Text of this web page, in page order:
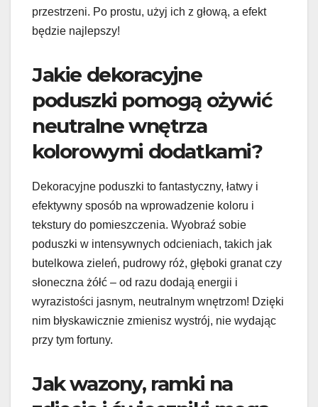
przestrzeni. Po prostu, użyj ich z głową, a efekt
będzie najlepszy!
Jakie dekoracyjne
poduszki pomogą ożywić
neutralne wnętrza
kolorowymi dodatkami?
Dekoracyjne poduszki to fantastyczny, łatwy i
efektywny sposób na wprowadzenie koloru i
tekstury do pomieszczenia. Wyobraź sobie
poduszki w intensywnych odcieniach, takich jak
butelkowa zieleń, pudrowy róż, głęboki granat czy
słoneczna żółć – od razu dodają energii i
wyrazistości jasnym, neutralnym wnętrzom! Dzięki
nim błyskawicznie zmienisz wystrój, nie wydając
przy tym fortuny.
Jak wazony, ramki na